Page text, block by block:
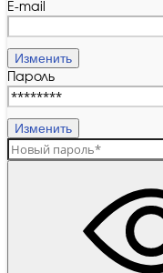
E-mail
Изменить
Пароль
Изменить